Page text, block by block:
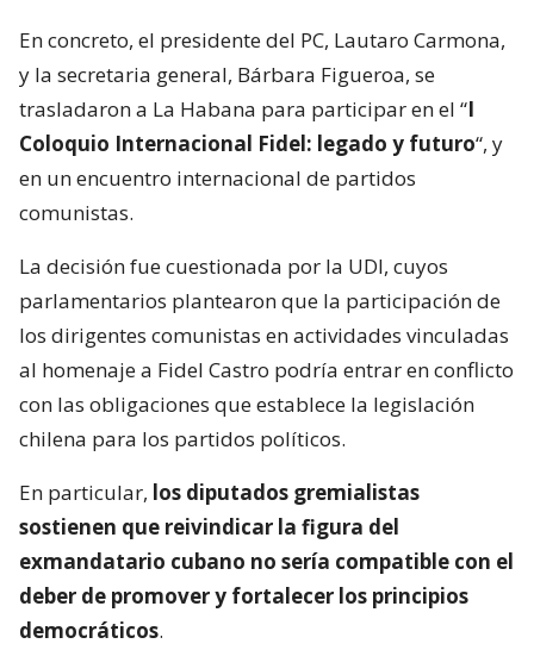
En concreto, el presidente del PC, Lautaro Carmona,
y la secretaria general, Bárbara Figueroa, se
trasladaron a La Habana para participar en el “I
Coloquio Internacional Fidel: legado y futuro“, y
en un encuentro internacional de partidos
comunistas.
La decisión fue cuestionada por la UDI, cuyos
parlamentarios plantearon que la participación de
los dirigentes comunistas en actividades vinculadas
al homenaje a Fidel Castro podría entrar en conflicto
con las obligaciones que establece la legislación
chilena para los partidos políticos.
En particular, los diputados gremialistas
sostienen que reivindicar la figura del
exmandatario cubano no sería compatible con el
deber de promover y fortalecer los principios
democráticos.